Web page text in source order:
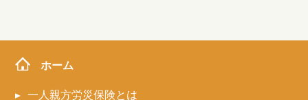
ホーム
一人親方労災保険とは